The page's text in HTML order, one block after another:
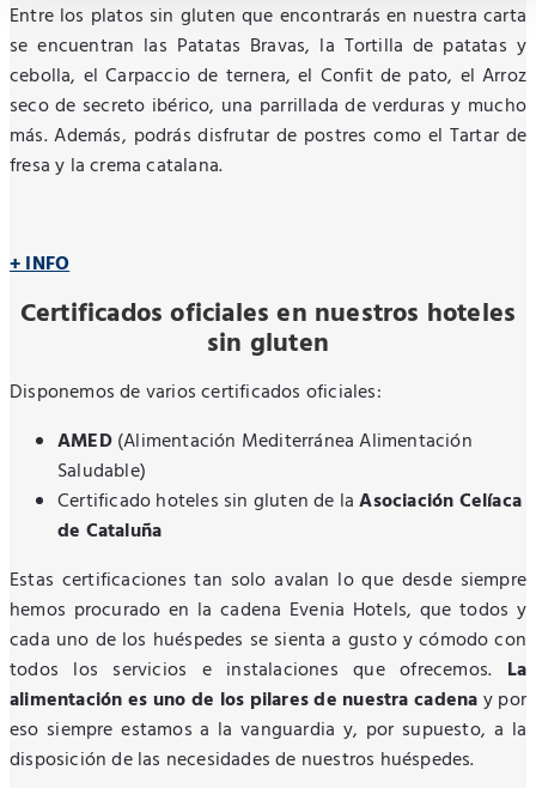
Entre los platos sin gluten que encontrarás en nuestra carta
se encuentran las Patatas Bravas, la Tortilla de patatas y
cebolla, el Carpaccio de ternera, el Confit de pato, el Arroz
seco de secreto ibérico, una parrillada de verduras y mucho
más. Además, podrás disfrutar de postres como el Tartar de
fresa y la crema catalana.
+ INFO
Certificados oficiales en nuestros hoteles
sin gluten
Disponemos de varios certificados oficiales:
AMED(Alimentación Mediterránea Alimentación
Saludable)
Certificado hoteles sin gluten de laAsociación Celíaca
de Cataluña
Estas certificaciones tan solo avalan lo que desde siempre
hemos procurado en la cadena Evenia Hotels, que todos y
cada uno de los huéspedes se sienta a gusto y cómodo con
todos los servicios e instalaciones que ofrecemos. La
alimentación es uno de los pilares de nuestra cadenay por
eso siempre estamos a la vanguardia y, por supuesto, a la
disposición de las necesidades de nuestros huéspedes.